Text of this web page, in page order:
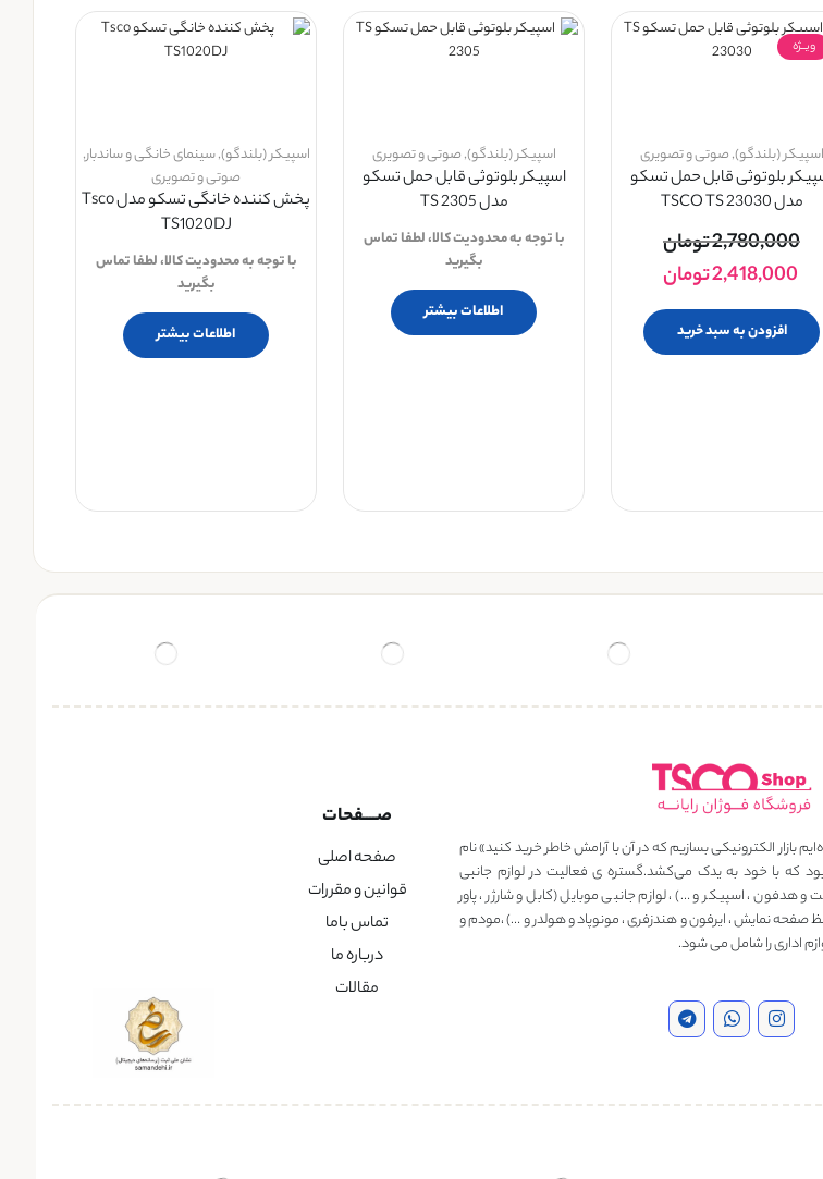
ویــژه
اسپیکر (بلندگو),صوتی و تصویری
بلوتوثی قابل حمل تسکو
مدل TSCO TS 23030
2,780,000تومان
2,418,000تومان
افزودن به سبد خرید
اسپیکر (بلندگو),صوتی و تصویری
اسپیکر بلوتوثی قابل حمل تسکو
مدل TS 2305
با توجه به محدودیت کالا، لطفا تماس
بگیرید
اطلاعات بیشتر
اسپیکر (بلندگو),سینمای خانگی و ساندبار,
صوتی و تصویری
پخش کننده خانگی تسکو مدل Tsco
TS1020DJ
با توجه به محدودیت کالا، لطفا تماس
بگیرید
اطلاعات بیشتر
بازار الکترونیکی بسازیم که در آن با آرامش خاطر خرید کنید» نام
بود که با خود به یدک می‌کشد.گستره ی فعالیت در لوازم جانبی
، اسپیکر و …) ، لوازم جانبی موبایل (کابل و شارژر ، پاور
نمایش ، ایرفون و هندزفری ، مونوپاد و هولدر و …) ،مودم و
اداری را شامل می شود.
صــــفحات
صفحه اصلی
قوانین و مقررات
تماس باما
درباره ما
مقالات